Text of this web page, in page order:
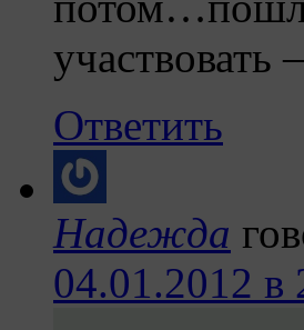
участвовать
Ответить
Надежда
04.01.2012 в